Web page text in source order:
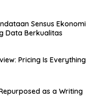
Sensus Ekonomi
Data Berkualitas
Pricing Is Everything
as a Writing